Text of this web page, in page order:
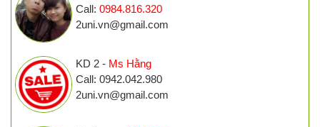
Call: 0984.816.320
2uni.vn@gmail.com
KD 2 - Ms Hằng
Call: 0942.042.980
2uni.vn@gmail.com